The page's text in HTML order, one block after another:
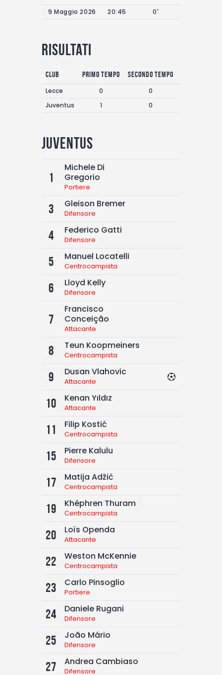
9 Maggio 2026
20:45 0'
Risultati
Club Primo Tempo Secondo Tempo
Lecce
0 0
Juventus
1 0
Juventus
1
Michele Di
Gregorio
Portiere
3 Gleison Bremer
Difensore
4 Federico Gatti
Difensore
5 Manuel Locatelli
Centrocampista
6 Lloyd Kelly
Difensore
7
Francisco
Conceição
Attacante
8 Teun Koopmeiners
Centrocampista
9 Dusan Vlahovic
Attacante
10 Kenan Yıldız
Attacante
11 Filip Kostić
Centrocampista
15 Pierre Kalulu
Difensore
17 Matija Adžić
Centrocampista
19 Khéphren Thuram
Centrocampista
20 Loïs Openda
Attacante
22 Weston McKennie
Centrocampista
23 Carlo Pinsoglio
Portiere
24 Daniele Rugani
Difensore
25 João Mário
Difensore
27 Andrea Cambiaso
Difensore